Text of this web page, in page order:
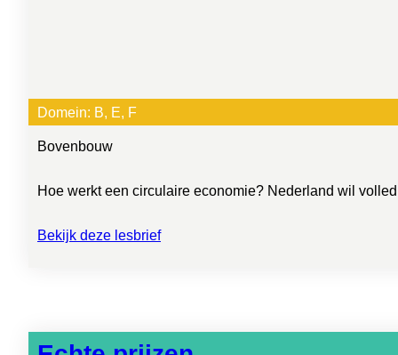
Domein: B, E, F
Bovenbouw
Hoe werkt een circulaire economie? Nederland wil
Bekijk deze lesbrief